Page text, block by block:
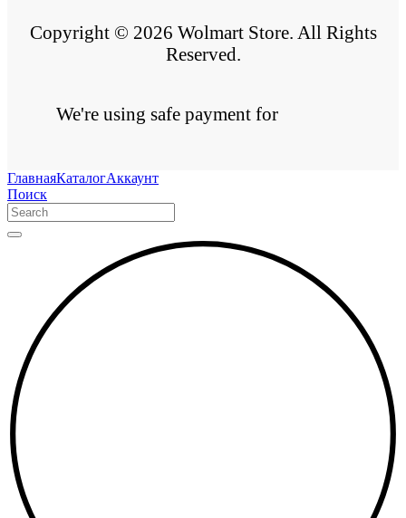
Copyright © 2026 Wolmart Store. All Rights
Reserved.
We're using safe payment for
ГлавнаяКаталогАккаунт
Поиск